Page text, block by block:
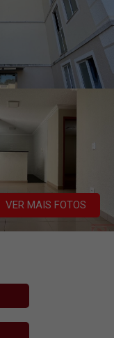
VER MAIS FOTOS